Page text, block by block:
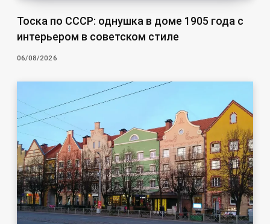
Тоска по СССР: однушка в доме 1905 года с
интерьером в советском стиле
06/08/2026